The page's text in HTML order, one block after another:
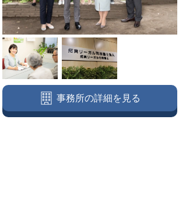
事務所の詳細を見る